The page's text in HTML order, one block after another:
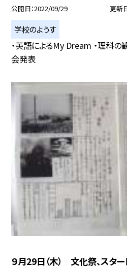
公開日 2022/09/29 更新
学校のようす
・英語によるMy Dream ・理科
会発表
９月29日（木） 文化祭、スター